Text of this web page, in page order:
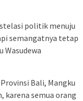
politik menuju
semangatnya tetap
Wasudewa
Bali, Mangku
karena semua orang